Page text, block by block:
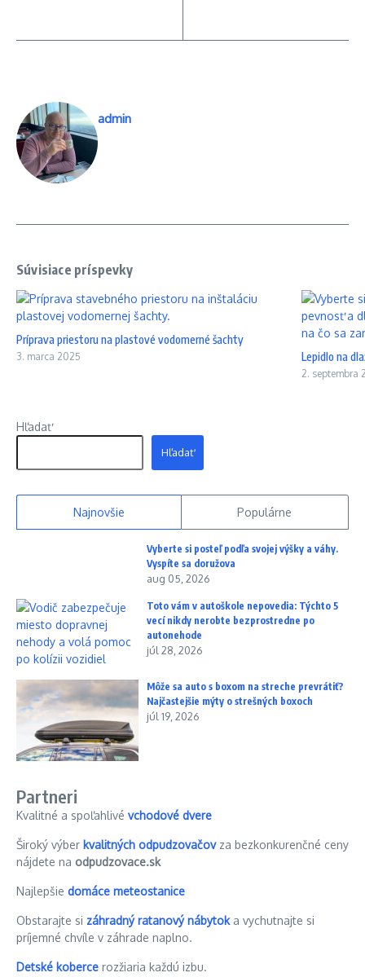
admin
Súvisiace príspevky
Príprava priestoru na plastové vodomerné šachty
3. marca 2025 Lepidlo na
2. septembra
Hľadať
Hľadať
Najnovšie Populárne
Vyberte si posteľ podľa svojej výšky a váhy.
Vyspíte sa doružova
aug 05, 2026
Toto vám v autoškole nepovedia: Týchto 5
vecí nikdy nerobte bezprostredne po
autonehode
júl 28, 2026
Môže sa auto s boxom na streche prevrátiť?
Najčastejšie mýty o strešných boxoch
júl 19, 2026
Partneri
Kvalitné a spoľahlivé vchodové dvere
Široký výber kvalitných odpudzovačovza bezkonkurenčné ceny
nájdete na odpudzovace.sk
Najlepšie domáce meteostanice
Obstarajte si záhradný ratanový nábytoka vychutnajte si
príjemné chvíle v záhrade naplno.
Detské koberce rozžiaria každú izbu.